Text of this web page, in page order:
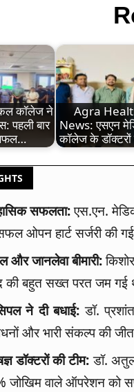
कॉलेज ने
पहली बार
Agra
News: एसएन
कॉलेज के
सफलता:एस.एन.
ओपन हार्ट सर्जरी की
और जानलेवा बीमारी:
की बहुत सख्त परत जम गई
ने दी बधाई: डॉ.
और भारी संकल्प की जीत
डॉक्टरों की टीम:डॉ.
जोखिम वाले ऑपरेशन को